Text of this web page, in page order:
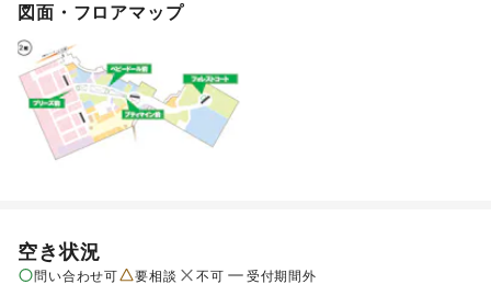
図面・フロアマップ
空き状況
問い合わせ可 要相談 不可 受付期間外